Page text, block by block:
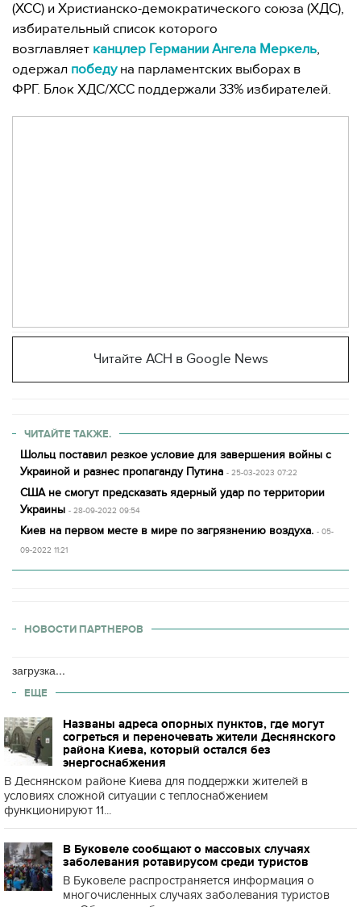
(ХСС) и Христианско-демократического союза (ХДС),
избирательный список которого
возглавляет канцлер Германии Ангела Меркель,
одержал победу на парламентских выборах в
ФРГ. Блок ХДС/ХСС поддержали 33% избирателей.
Читайте АСН в Google News
ЧИТАЙТЕ ТАКЖЕ.
Шольц поставил резкое условие для завершения войны с
Украиной и разнес пропаганду Путина - 25-03-2023 07:22
США не смогут предсказать ядерный удар по территории
Украины - 28-09-2022 09:54
Киев на первом месте в мире по загрязнению воздуха. - 05-
09-2022 11:21
НОВОСТИ ПАРТНЕРОВ
загрузка...
ЕЩЕ
Названы адреса опорных пунктов, где могут
согреться и переночевать жители Деснянского
района Киева, который остался без
энергоснабжения
В Деснянском районе Киева для поддержки жителей в
условиях сложной ситуации с теплоснабжением
функционируют 11...
В Буковеле сообщают о массовых случаях
заболевания ротавирусом среди туристов
В Буковеле распространяется информация о
многочисленных случаях заболевания туристов